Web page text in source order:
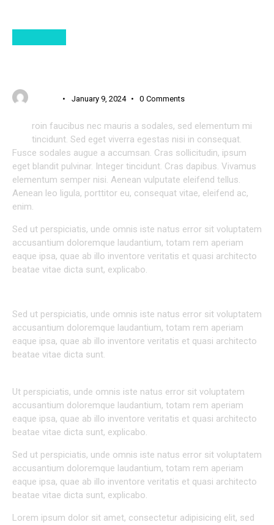
January 9, 2024 0 Comments
roin faucibus nec mauris a sodales, sed elementum mi
tincidunt. Sed eget viverra egestas nisi in consequat.
Fusce sodales augue a accumsan. Cras sollicitudin, ipsum
eget blandit pulvinar. Integer tincidunt. Cras dapibus. Vivamus
elementum semper nisi. Aenean vulputate eleifend tellus.
Aenean leo ligula, porttitor eu, consequat vitae, eleifend ac,
enim.
Sed ut perspiciatis, unde omnis iste natus error sit voluptatem
accusantium doloremque laudantium, totam rem aperiam
eaque ipsa, quae ab illo inventore veritatis et quasi architecto
beatae vitae dicta sunt, explicabo.
Sed ut perspiciatis, unde omnis iste natus error sit voluptatem
accusantium doloremque laudantium, totam rem aperiam
eaque ipsa, quae ab illo inventore veritatis et quasi architecto
beatae vitae dicta sunt.
Ut perspiciatis, unde omnis iste natus error sit voluptatem
accusantium doloremque laudantium, totam rem aperiam
eaque ipsa, quae ab illo inventore veritatis et quasi architecto
beatae vitae dicta sunt, explicabo.
Sed ut perspiciatis, unde omnis iste natus error sit voluptatem
accusantium doloremque laudantium, totam rem aperiam
eaque ipsa, quae ab illo inventore veritatis et quasi architecto
beatae vitae dicta sunt, explicabo.
Lorem ipsum dolor sit amet, consectetur adipisicing elit, sed